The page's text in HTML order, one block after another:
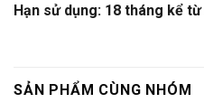
Hạn sử dụng: 18 tháng kể
SẢN PHẨM CÙNG NHÓM